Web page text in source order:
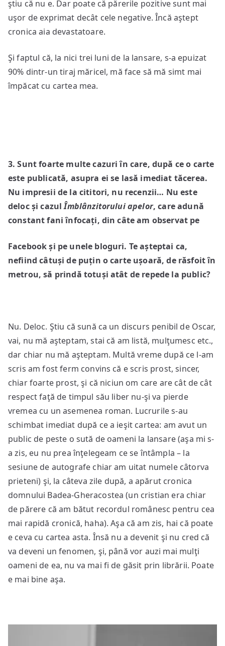
ştiu că nu e. Dar poate că părerile pozitive sunt mai
uşor de exprimat decât cele negative. Încă aştept
cronica aia devastatoare.
Şi faptul că, la nici trei luni de la lansare, s-a epuizat
90% dintr-un tiraj măricel, mă face să mă simt mai
împăcat cu cartea mea.
3. Suntfoarte multe cazuri în care, după ce o carte
este publicată, asupra ei se lasă imediat tăcerea.
Nu impresii de la cititori, nu recenzii… Nu este
deloc și cazulÎmblânzitorului apelor, care adună
constant fani înfocați, din câte am observat pe
Facebook și pe unele bloguri. Te așteptai ca,
nefiind câtuși de puțin o carte ușoară, de răsfoit în
metrou, să prindă totuși atât de repede la public?
Nu. Deloc. Ştiu că sună ca un discurs penibil de Oscar,
vai, nu mă aşteptam, stai că am listă, mulţumesc etc.,
dar chiar nu mă aşteptam. Multă vreme după ce l-am
scris am fost ferm convins că e scris prost, sincer,
chiar foarte prost, şi că niciun om care are cât de cât
respect faţă de timpul său liber nu-şi va pierde
vremea cu un asemenea roman. Lucrurile s-au
schimbat imediat după ce a ieşit cartea: am avut un
public de peste o sută de oameni la lansare (aşa mi s-
a zis, eu nu prea înţelegeam ce se întâmpla – la
sesiune de autografe chiar am uitat numele câtorva
prieteni) şi, la câteva zile după, a apărut cronica
domnului Badea-Gheracostea (un cristian era chiar
de părere că am bătut recordul românesc pentru cea
mai rapidă cronică, haha). Aşa că am zis, hai că poate
e ceva cu cartea asta. Însă nu a devenit şi nu cred că
va deveni un fenomen, şi, până vor auzi mai mulţi
oameni de ea, nu va mai fi de găsit prin librării. Poate
e mai bine aşa.